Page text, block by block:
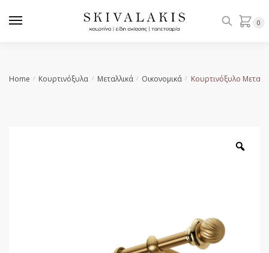
0
Home / Κουρτινόξυλα / Μεταλλικά / Οικονομικά / Κουρτινόξυλο